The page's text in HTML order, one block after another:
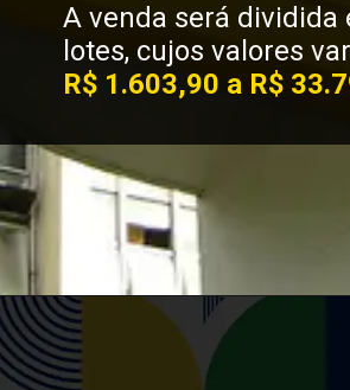
A venda será dividida
lotes, cujos valores
R$ 1.603,90 a R$